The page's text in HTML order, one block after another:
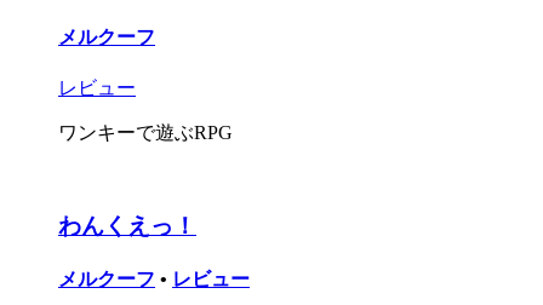
メルクーフ
レビュー
ワンキーで遊ぶRPG
わんくえっ！
メルクーフ • レビュー